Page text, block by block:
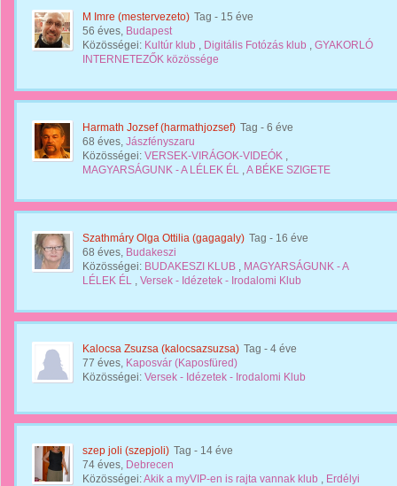
M Imre (mestervezeto) Tag - 15 éve
56 éves, Budapest
Közösségei: Kultúr klub , Digitális Fotózás klub , GYAKORLÓ
INTERNETEZŐK közössége
Harmath Jozsef (harmathjozsef) Tag - 6 éve
68 éves, Jászfényszaru
Közösségei: VERSEK-VIRÁGOK-VIDEÓK ,
MAGYARSÁGUNK - A LÉLEK ÉL ,A BÉKE SZIGETE
Szathmáry Olga Ottilia (gagagaly) Tag - 16 éve
68 éves, Budakeszi
Közösségei: BUDAKESZI KLUB , MAGYARSÁGUNK - A
LÉLEK ÉL , Versek - Idézetek - Irodalomi Klub
Kalocsa Zsuzsa (kalocsazsuzsa) Tag - 4 éve
77 éves, Kaposvár (Kaposfüred)
Közösségei: Versek - Idézetek - Irodalomi Klub
szep joli (szepjoli) Tag - 14 éve
74 éves, Debrecen
Közösségei:Akik a myVIP-en is rajta vannak klub , Erdélyi